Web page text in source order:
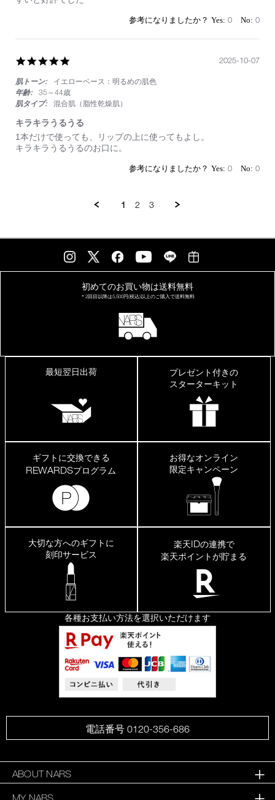
18レ
ト
0 0
rating
肌トーン:
イエローベース：明るめの肌色
年齢:
35～44歳
肌タイプ:
混合肌（脂性乾燥肌）
キラキラうるうる
Review
by
review
stating
1本だけで使っても、リップの上に使ってもよし。
キラキラうるうるのお口に。
2025-10-07
0 0
1 2 3
初めてのお買い物は送料無料
＊2回目以降は5,500円(税込)以上の ご購入で送料無料
最短翌日出荷
プレゼント付きの
スターターキット
ギフトに交換できる
REWARDSプログラム
お得なオンライン
限定キャンペーン
大切な方へのギフトに
刻印サービス
楽天IDの連携で
楽天ポイントが貯まる
各種お支払い方法を選択いただけます
電話番号 0120-356-686
ABOUT NARS
MY NARS